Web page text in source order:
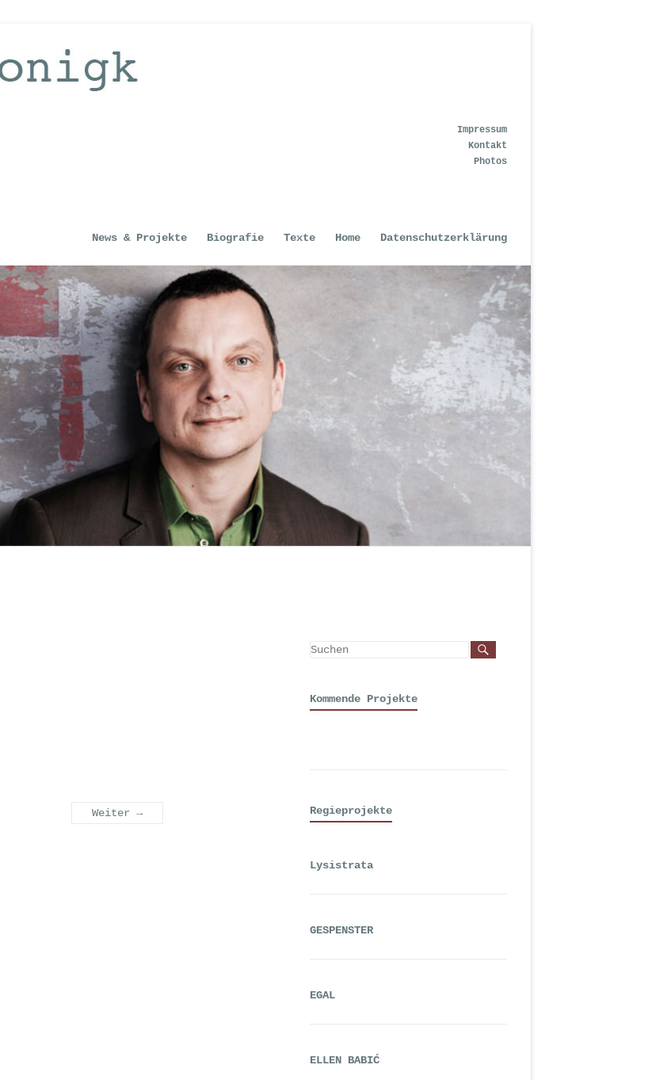
Impressum
Kontakt
Photos
News & Projekte Biografie Texte Home Datenschutzerklärung
Weiter →
Kommende Projekte
Regieprojekte
Lysistrata
GESPENSTER
EGAL
ELLEN BABIĆ